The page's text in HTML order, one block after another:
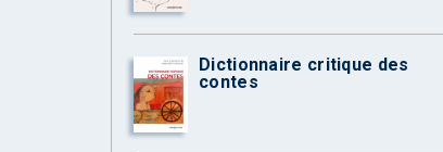
Dictionnaire critique des
contes